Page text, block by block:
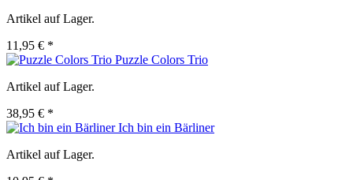
Artikel auf Lager.
11,95 € *
Puzzle Colors Trio
Artikel auf Lager.
38,95 € *
Ich bin ein Bärliner
Artikel auf Lager.